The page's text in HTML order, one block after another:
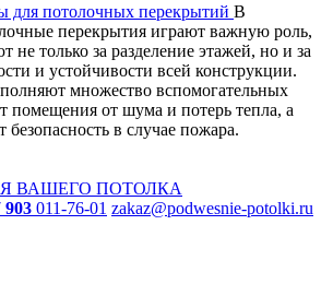
для потолочных перекрытий В
перекрытия играют важную роль,
не только за разделение этажей, но и за
и устойчивости всей конструкции.
множество вспомогательных
от шума и потерь тепла, а
безопасность в случае пожара.
ВАШЕГО ПОТОЛКА
903 011-76-01 zakaz@podwesnie-potolki.ru